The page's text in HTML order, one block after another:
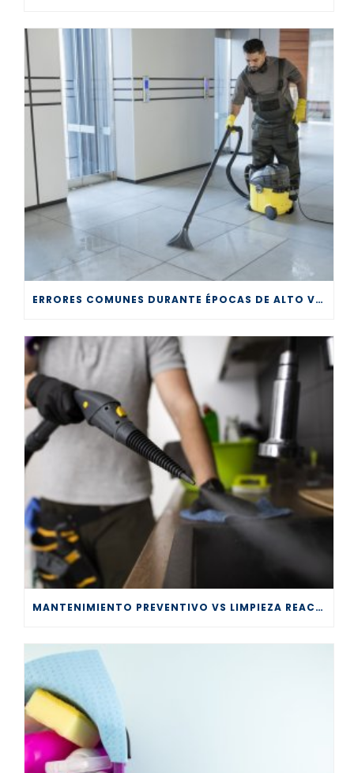
ERRORES COMUNES DURANTE ÉPOCAS DE ALTO VOLUMEN EN LA LIMPIEZA PROFESIONAL
MANTENIMIENTO PREVENTIVO VS LIMPIEZA REACTIVA